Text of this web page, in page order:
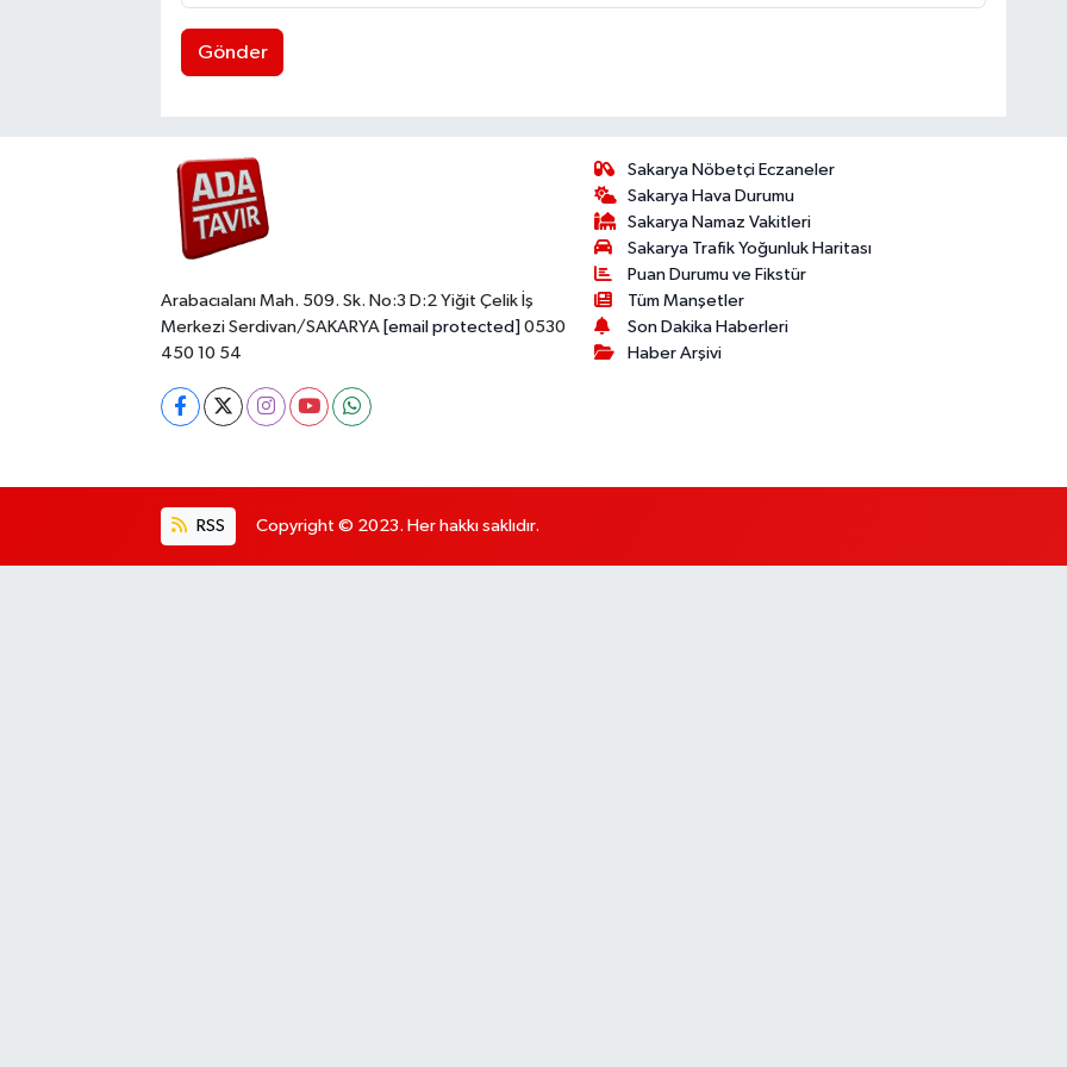
Gönder
Arabacıalanı Mah. 509. Sk. No:3 D:2 Yiğit Çelik İş
Merkezi Serdivan/SAKARYA [email protected] 0530
450 10 54
Sakarya Nöbetçi Eczaneler
Sakarya Hava Durumu
Sakarya Namaz Vakitleri
Sakarya Trafik Yoğunluk Haritası
Puan Durumu ve Fikstür
Tüm Manşetler
Son Dakika Haberleri
Haber Arşivi
RSS Copyright © 2023. Her hakkı saklıdır.